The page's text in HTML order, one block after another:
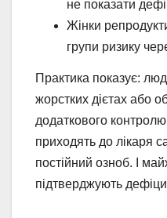
не показати
Жінки
групи ризику
Практика показує:
жорстких дієтах або
додаткового контролю
приходять до лікаря
постійний озноб. І
підтверджують